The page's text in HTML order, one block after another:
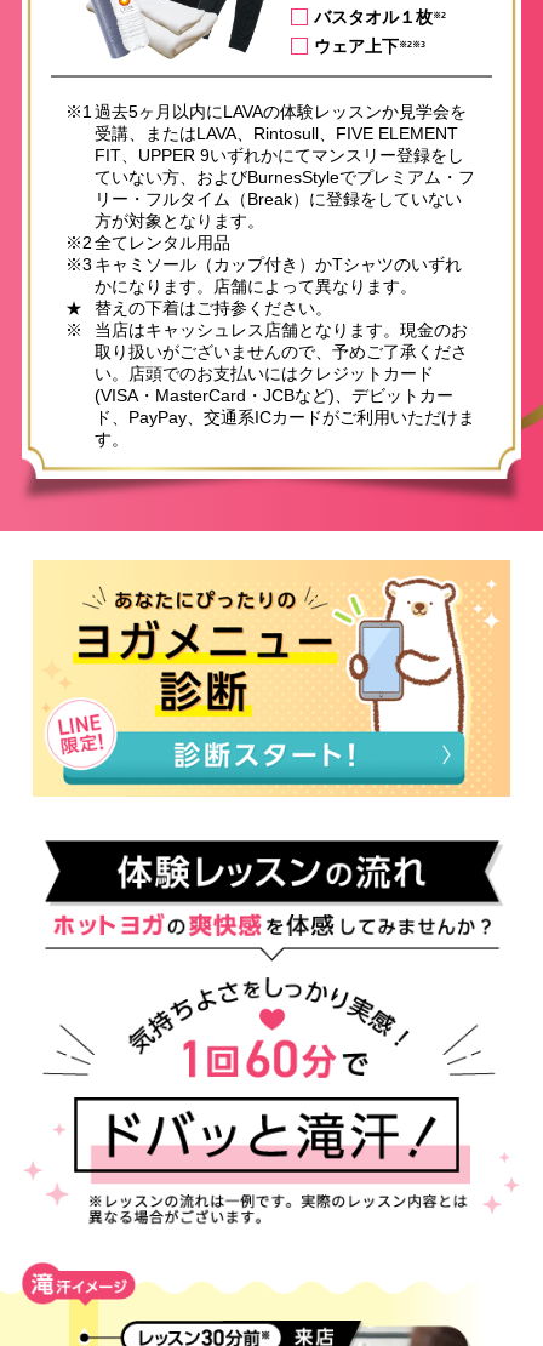
バスタオル１枚※2
ウェア上下※2※3
※1 過去5ヶ月以内にLAVAの体験レッスンか見学会を
受講、またはLAVA、Rintosull、FIVE ELEMENT
FIT、UPPER 9いずれかにてマンスリー登録をし
ていない方、およびBurnesStyleでプレミアム・フ
リー・フルタイム（Break）に登録をしていない
方が対象となります。
※2全てレンタル用品
※3 キャミソール（カップ付き）かTシャツのいずれ
かになります。店舗によって異なります。
★
替えの下着はご持参ください。
※
当店はキャッシュレス店舗となります。現金のお
取り扱いがございませんので、予めご了承くださ
い。店頭でのお支払いにはクレジットカード
(VISA・MasterCard・JCBなど)、デビットカー
ド、PayPay、交通系ICカードがご利用いただけま
す。